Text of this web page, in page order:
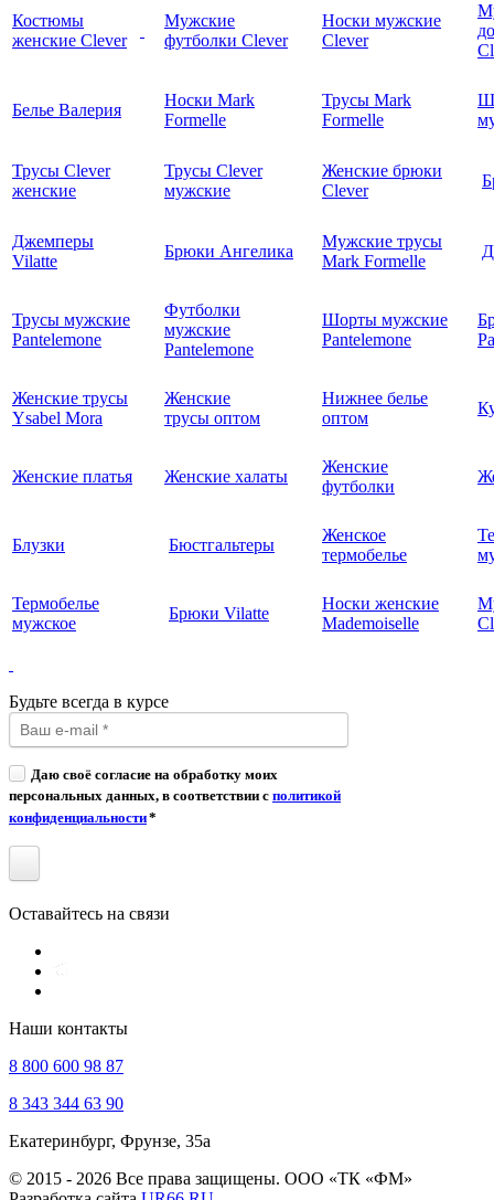
Костюмы
женские Clever
Мужские
футболки Clever
Носки мужские
Clever
Белье Валерия
Носки Mark
Formelle
Трусы Mark
Formelle
Трусы Clever
женские
Трусы Clever
мужские
Женские брюки
Clever
Джемперы
Vilatte
Брюки Ангелика
Мужские трусы
Mark Formelle
Трусы мужские
Pantelemone
Футболки
мужские
Pantelemone
Шорты мужские
Pantelemone
Женские трусы
Ysabel Mora
Женские
трусы оптом
Нижнее белье
оптом
Женские платья Женские халаты
Женские
футболки
Блузки Бюстгальтеры
Женское
термобелье
Термобелье
мужское
Брюки Vilatte
Носки женские
Mademoiselle
Будьте всегда в курсе
Даю своё согласие на обработку моих
персональных данных, в соответствии с политикой
конфиденциальности*
Оставайтесь на связи
Наши контакты
8 800 600 98 87
8 343 344 63 90
Екатеринбург, Фрунзе, 35а
© 2015 - 2026 Все права защищены. ООО «ТК «ФМ»